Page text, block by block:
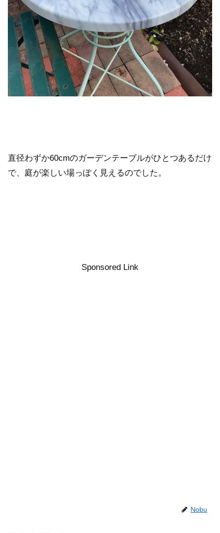
直径わずか60cmのガーデンテーブルがひとつあるだけ
で、庭が楽しい場っぽく見えるのでした。
Sponsored Link
Nobu